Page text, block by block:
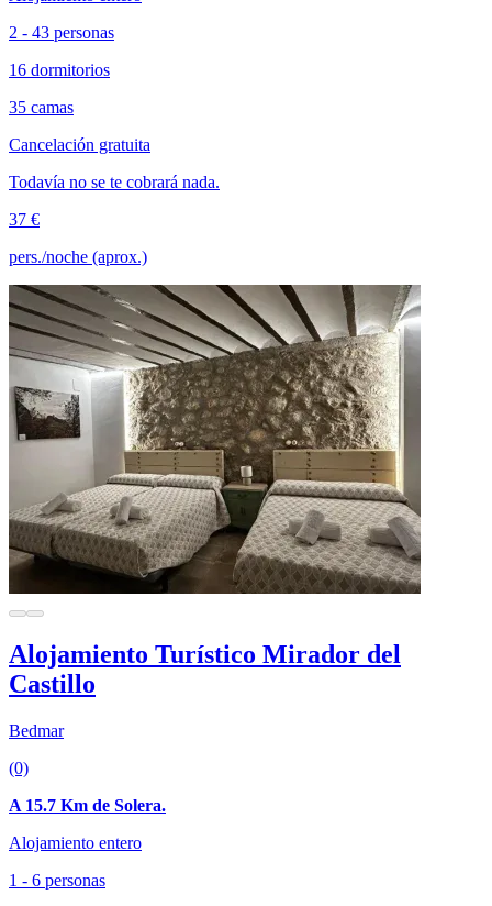
2 - 43 personas
16 dormitorios
35 camas
Cancelación gratuita
Todavía no se te cobrará nada.
37 €
pers./noche (aprox.)
Alojamiento Turístico Mirador del
Castillo
Bedmar
(0)
A 15.7 Km de Solera.
Alojamiento entero
1 - 6 personas